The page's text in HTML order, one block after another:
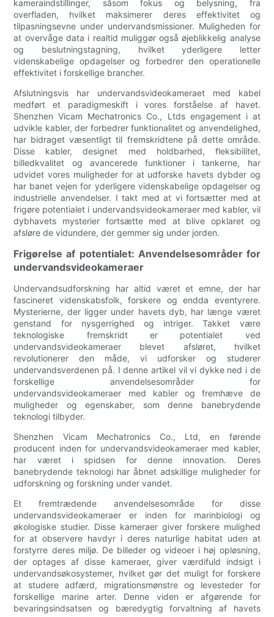
kameraindstillinger, såsom fokus og belysning, fra
overfladen, hvilket maksimerer deres effektivitet og
tilpasningsevne under undervandsmissioner. Muligheden for
at overvåge data i realtid muliggør også øjeblikkelig analyse
og beslutningstagning, hvilket yderligere letter
videnskabelige opdagelser og forbedrer den operationelle
effektivitet i forskellige brancher.
Afslutningsvis har undervandsvideokameraet med kabel
medført et paradigmeskift i vores forståelse af havet.
Shenzhen Vicam Mechatronics Co., Ltds engagement i at
udvikle kabler, der forbedrer funktionalitet og anvendelighed,
har bidraget væsentligt til fremskridtene på dette område.
Disse kabler, designet med holdbarhed, fleksibilitet,
billedkvalitet og avancerede funktioner i tankerne, har
udvidet vores muligheder for at udforske havets dybder og
har banet vejen for yderligere videnskabelige opdagelser og
industrielle anvendelser. I takt med at vi fortsætter med at
frigøre potentialet i undervandsvideokameraer med kabler, vil
dybhavets mysterier fortsætte med at blive opklaret og
afsløre de vidundere, der gemmer sig under jorden.
Frigørelse af potentialet: Anvendelsesområder for
undervandsvideokameraer
Undervandsudforskning har altid været et emne, der har
fascineret videnskabsfolk, forskere og endda eventyrere.
Mysterierne, der ligger under havets dyb, har længe været
genstand for nysgerrighed og intriger. Takket være
teknologiske fremskridt er potentialet ved
undervandsvideokameraer blevet afsløret, hvilket
revolutionerer den måde, vi udforsker og studerer
undervandsverdenen på. I denne artikel vil vi dykke ned i de
forskellige anvendelsesområder for
undervandsvideokameraer med kabler og fremhæve de
muligheder og egenskaber, som denne banebrydende
teknologi tilbyder.
Shenzhen Vicam Mechatronics Co., Ltd, en førende
producent inden for undervandsvideokameraer med kabler,
har været i spidsen for denne innovation. Deres
banebrydende teknologi har åbnet adskillige muligheder for
udforskning og forskning under vandet.
Et fremtrædende anvendelsesområde for disse
undervandsvideokameraer er inden for marinbiologi og
økologiske studier. Disse kameraer giver forskere mulighed
for at observere havdyr i deres naturlige habitat uden at
forstyrre deres miljø. De billeder og videoer i høj opløsning,
der optages af disse kameraer, giver værdifuld indsigt i
undervandsøkosystemer, hvilket gør det muligt for forskere
at studere adfærd, migrationsmønstre og levesteder for
forskellige marine arter. Denne viden er afgørende for
bevaringsindsatsen og bæredygtig forvaltning af havets